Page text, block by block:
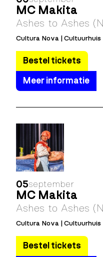
MC Makita
Ashes to Ashes
Cultura Nova | Cultuurhuis
Bestel tickets
Meer informatie
05september
MC Makita
Ashes to Ashes
Cultura Nova | Cultuurhuis
Bestel tickets